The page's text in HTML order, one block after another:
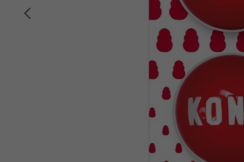
Anterior